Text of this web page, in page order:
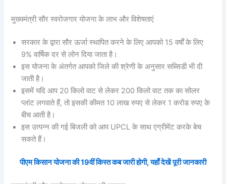
मुख्यमंत्री सौर स्वरोजगार योजना के लाभ और विशेषताएं
सरकार के द्वारा सौर ऊर्जा स्थापित करने के लिए आपको 15 वर्षों के लिए
9% वार्षिक दर से लोन दिया जाता है।
इस योजना के अंतर्गत आपको जिले की श्रेणी के अनुसार सब्सिडी भी दी
जाती है।
इसमें यदि आप 20 किलो वाट से लेकर 200 किलो वाट तक का सोलर
प्लांट लगवाते हैं, तो इसकी कीमत 10 लाख रुपए से लेकर 1 करोड रुपए के
बीच आती है।
इस उत्पन्न की गई बिजली को आप UPCL के साथ एग्रीमेंट करके बेच
सकते हैं।
पीएम किसान योजना की 19वीं किस्त कब जारी होगी, यहाँ देखें पूरी जानकारी